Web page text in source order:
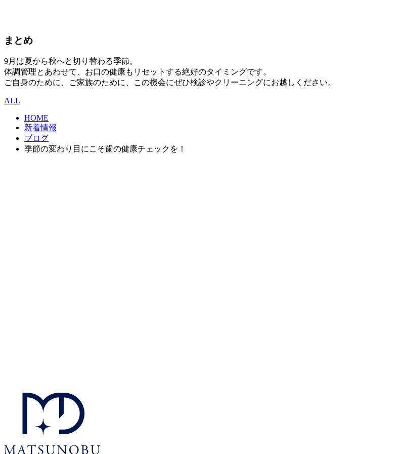
まとめ
9月は夏から秋へと切り替わる季節。
体調管理とあわせて、お口の健康もリセットする絶好のタイミングです。
ご自身のために、ご家族のために、この機会にぜひ検診やクリーニングにお越しください。
ALL
HOME
新着情報
ブログ
季節の変わり目にこそ歯の健康チェックを！